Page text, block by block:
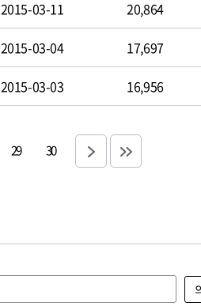
2015-03-11 20,864
2015-03-04 17,697
2015-03-03 16,956
29 30